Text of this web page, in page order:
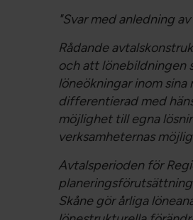
"Svar med anledning
Rådande
och att lönebildningen
löneökningar inom
differentierad med
möjlighet till egna
verksamheternas
Avtalsperioden för
Skåne gör årliga